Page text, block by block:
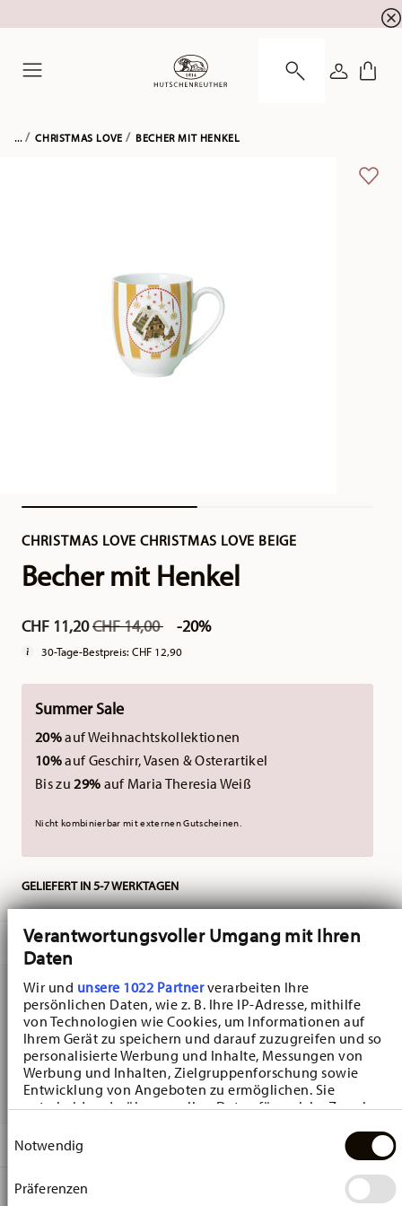
Verantwortungsvoller Umgang mit Ihren
Daten
Wir und unsere 1022 Partnerverarbeiten Ihre
persönlichen Daten, wie z. B. Ihre IP-Adresse, mithilfe
von Technologien wie Cookies, um Informationen auf
Ihrem Gerät zu speichern und darauf zuzugreifen und so
personalisierte Werbung und Inhalte, Messungen von
Werbung und Inhalten, Zielgruppenforschung sowie
Entwicklung von Angeboten zu ermöglichen. Sie
entscheiden darüber, wer Ihre Daten für welche Zwecke
Cookie-Erklärung oder durch Klicken auf das Privacy
Trigger Symbol ändern oder widerrufen
Wenn Sie es erlauben, würden wir auch gerne:
Notwendig
Präferenzen
... CHRISTMAS LOVE BECHER MIT HENKEL
CHRISTMAS LOVE CHRISTMAS LOVE BEIGE
Becher mit Henkel
CHF 11,20Price reduced from
CHF 14,00to -20%
30-Tage-Bestpreis:CHF 12,90
Summer Sale
20%auf Weihnachtskollektionen
10%auf Geschirr, Vasen & Osterartikel
Bis zu29% auf Maria Theresia Weiß
Nicht kombinierbar mit externen Gutscheinen.
GELIEFERT IN 5-7 WERKTAGEN
ADD
BESCHREIBUNG
Hutschenreuther Christmas Love Christmas Love beige
Becher - Rund - Ø 12,3 cm - h 10,7 cm - 0,400 l, Porzellan
Red
DETAILS
MAßE